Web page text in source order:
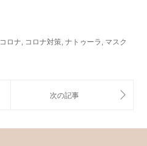
コロナ, コロナ対策, ナトゥーラ , マスク